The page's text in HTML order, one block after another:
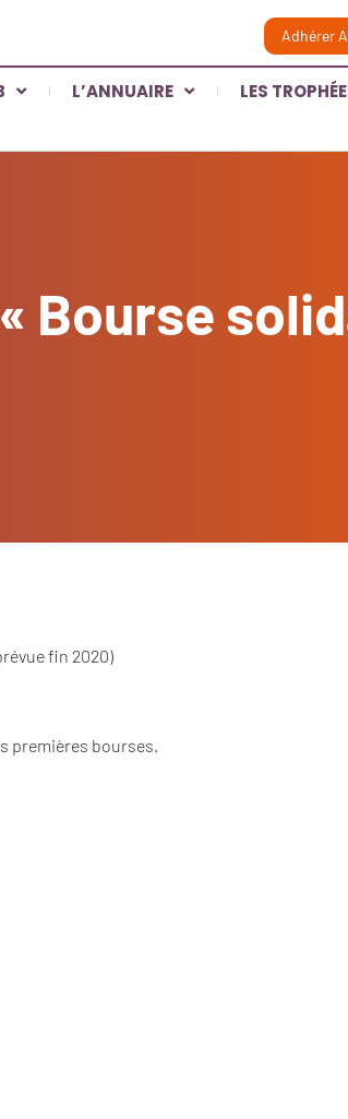
Adhérer
L’ANNUAIRE LES
Bourse
fin 2020)
premières bourses.